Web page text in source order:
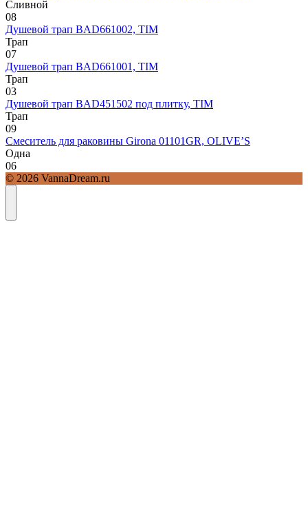
Сливной
08
Душевой трап BAD661002, TIM
Трап
07
Душевой трап BAD661001, TIM
Трап
03
Душевой трап BAD451502 под плитку, TIM
Трап
09
Смеситель для раковины Girona 01101GR, OLIVE’S
Одна
06
© 2026 VannaDream.ru